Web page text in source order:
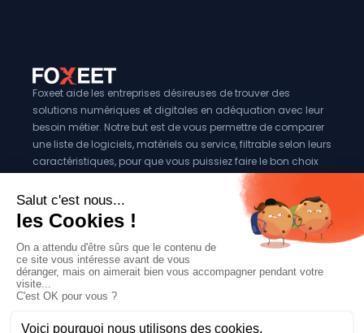
Foxeet aide les entreprises désireuses de trouver des
solutions numériques et digitales en adéquation avec leur
besoin métier. Notre but est de vous permettre de comparer
une liste de logiciels, matériels ou service, filtrable selon leurs
caractéristiques, pour que vous puissiez faire le bon choix
Vous êtes éditeur?
Se référencer sur Foxeet
Réseaux
Mentions légales